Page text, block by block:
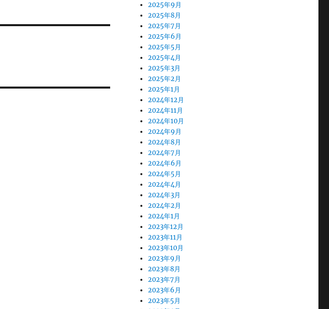
2025年9月
2025年8月
2025年7月
2025年6月
2025年5月
2025年4月
2025年3月
2025年2月
2025年1月
2024年12月
2024年11月
2024年10月
2024年9月
2024年8月
2024年7月
2024年6月
2024年5月
2024年4月
2024年3月
2024年2月
2024年1月
2023年12月
2023年11月
2023年10月
2023年9月
2023年8月
2023年7月
2023年6月
2023年5月